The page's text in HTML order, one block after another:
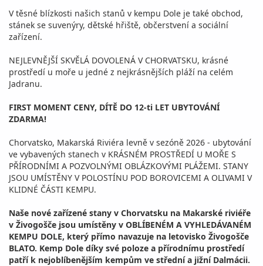
V těsné blízkosti našich stanů v kempu Dole je také obchod,
stánek se suvenýry, dětské hřiště, občerstvení a sociální
zařízení.
NEJLEVNĚJŠÍ SKVĚLÁ DOVOLENÁ V CHORVATSKU, krásné
prostředí u moře u jedné z nejkrásnějších pláží na celém
Jadranu.
FIRST MOMENT CENY, DÍTĚ DO 12-ti LET UBYTOVÁNÍ
ZDARMA!
Chorvatsko, Makarská Riviéra levně v sezóně 2026 - ubytování
ve vybavených stanech v KRÁSNÉM PROSTŘEDÍ U MOŘE S
PŘÍRODNÍMI A POZVOLNÝMI OBLÁZKOVÝMI PLÁŽEMI. STANY
JSOU UMÍSTĚNY V POLOSTÍNU POD BOROVICEMI A OLIVAMI V
KLIDNÉ ČÁSTI KEMPU.
Naše nové zařízené stany v Chorvatsku na Makarské riviéře
v Živogošče jsou umístěny v OBLÍBENÉM A VYHLEDÁVANÉM
KEMPU DOLE, který přímo navazuje na letovisko Živogošče
BLATO. Kemp Dole díky své poloze a přírodnímu prostředí
patří k nejoblíbenějším kempům ve střední a jižní Dalmácii.